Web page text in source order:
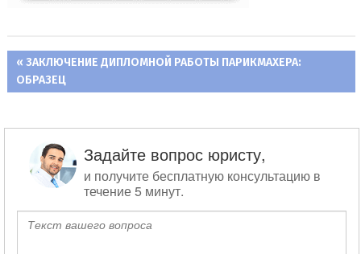
Навигация
записям
ПРЕДЫДУЩАЯ
ЗАПИСЬ:
ЗАКЛЮЧЕНИЕ ДИПЛОМНОЙ РАБОТЫ ПАРИКМАХЕРА:
ОБРАЗЕЦ